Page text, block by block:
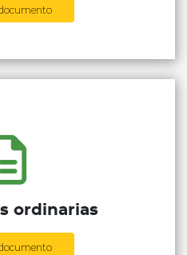
ordinarias